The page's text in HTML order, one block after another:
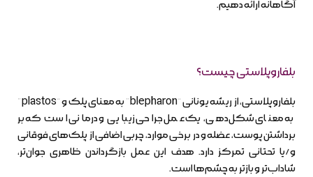
آگاهانه ارائه دهیم.
بلفاروپلاستی چیست؟
بلفاروپلاستی، از ریشه یونانی “blepharon” به معنای پلک و “plastos”
به معنای شکل‌دهی، یک عمل جراحی زیبایی و درمانی است که بر
برداشتن پوست، عضله و در برخی موارد، چربی اضافی از پلک‌های فوقانی
و/یا تحتانی تمرکز دارد. هدف این عمل بازگرداندن ظاهری جوان‌تر،
شاداب‌تر و بازتر به چشم‌ها است.